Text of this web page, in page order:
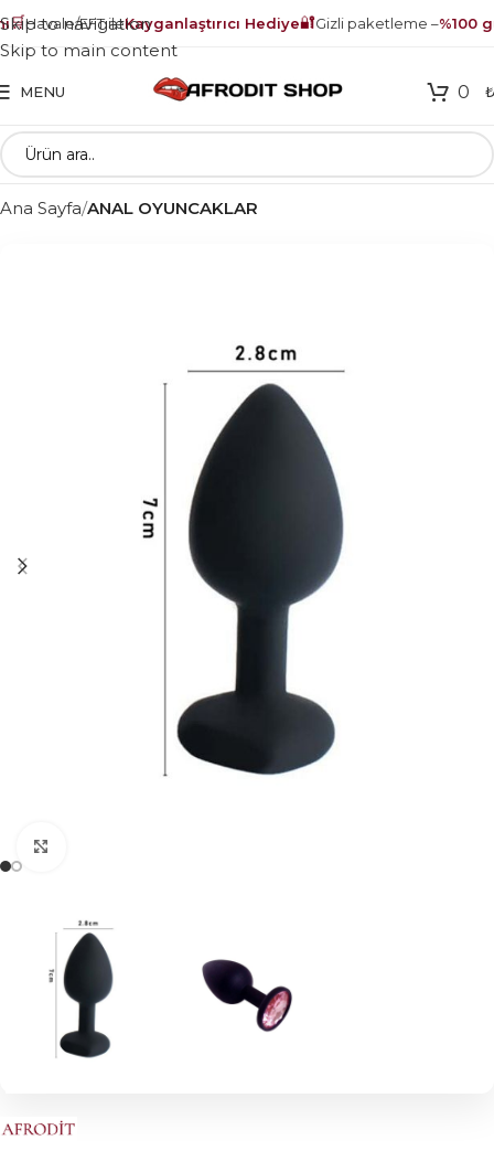
🛒Havale/EFT ileKayganlaştırıcı Hediye🔐Gizli paketleme – %100
Skip to navigation
Skip to main content
MENU 0 ₺
Ana Sayfa ANAL OYUNCAKLAR